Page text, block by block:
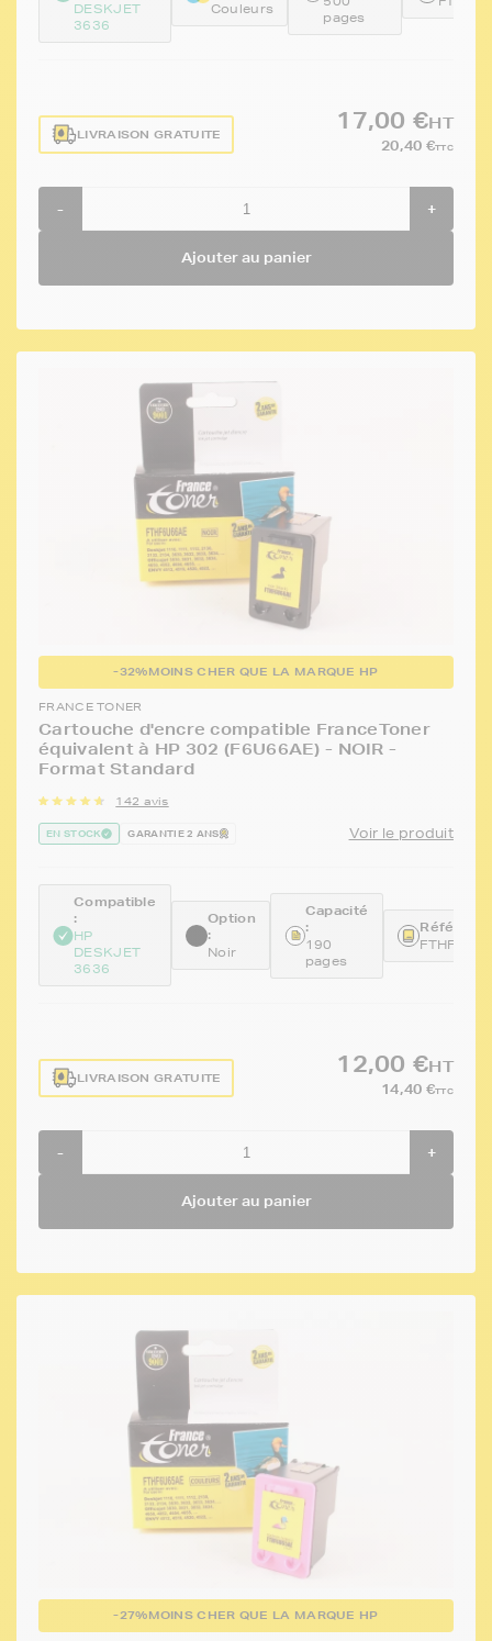
DESKJET
3636
Couleurs
pages
LIVRAISON GRATUITE
17,00 €HT
20,40 €TTC
- +
Ajouter au panier
-32%MOINS CHER QUE LA MARQUE HP
FRANCE TONER
Cartouche d'encre compatible FranceToner
équivalent à HP 302 (F6U66AE) - NOIR -
Format Standard
142 avis
EN STOCK GARANTIE 2 ANS Voir le produit
Compatible
:
HP
DESKJET
3636
Option
:
Noir
Capacité
:
190
pages
LIVRAISON GRATUITE
12,00 €HT
14,40 €TTC
- +
Ajouter au panier
-27%MOINS CHER QUE LA MARQUE HP